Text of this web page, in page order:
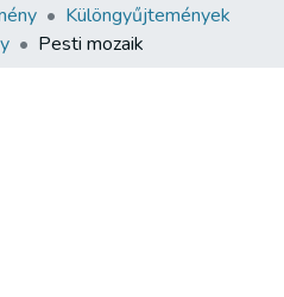
Különgyűjtemények
Pesti mozaik